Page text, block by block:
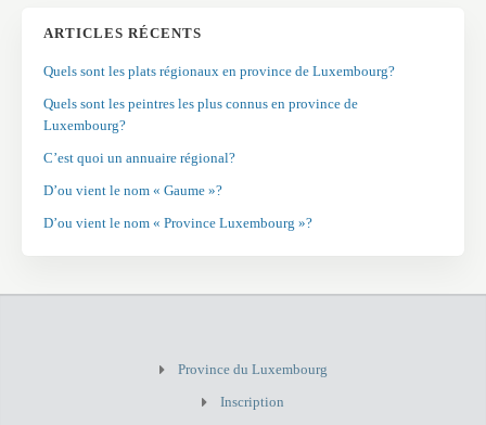
ARTICLES RÉCENTS
Quels sont les plats régionaux en province de Luxembourg?
Quels sont les peintres les plus connus en province de
Luxembourg?
C’est quoi un annuaire régional?
D’ou vient le nom « Gaume »?
D’ou vient le nom « Province Luxembourg »?
Province du Luxembourg
Inscription